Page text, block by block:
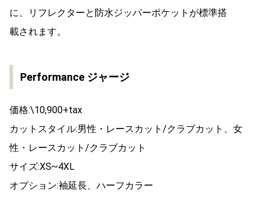
に、リフレクターと防水ジッパーポケットが標準搭
載されます。
Performance ジャージ
価格:\10,900+tax
カットスタイル:男性・レースカット/クラブカット、女
性・レースカット/クラブカット
サイズ:XS~4XL
オプション:袖延長、ハーフカラー